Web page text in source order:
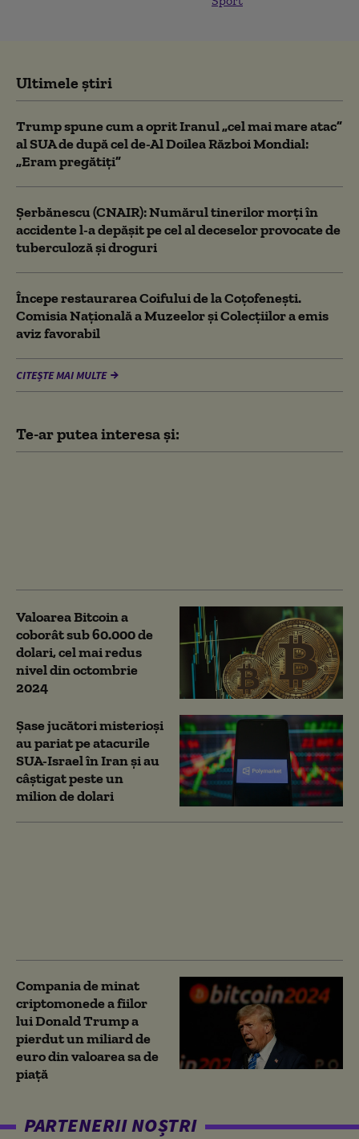
Ultimele știri
Trump spune cum a oprit Iranul „cel mai mare atac”
al SUA de după cel de-Al Doilea Război Mondial:
„Eram pregătiți”
Şerbănescu (CNAIR): Numărul tinerilor morţi în
accidente l-a depăşit pe cel al deceselor provocate de
tuberculoză şi droguri
Începe restaurarea Coifului de la Coțofenești.
Comisia Naţională a Muzeelor şi Colecţiilor a emis
aviz favorabil
CITEȘTE MAI MULTE
Te-ar putea interesa și:
Valoarea Bitcoin a
coborât sub 60.000 de
dolari, cel mai redus
nivel din octombrie
2024
Șase jucători misterioși
au pariat pe atacurile
SUA-Israel în Iran și au
câștigat peste un
milion de dolari
Compania de minat
criptomonede a fiilor
lui Donald Trump a
pierdut un miliard de
euro din valoarea sa de
piață
PARTENERII NOȘTRI